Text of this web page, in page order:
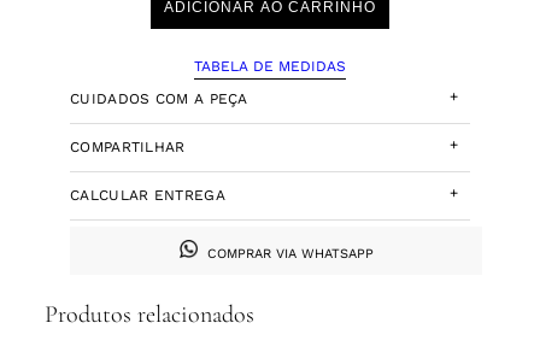
ADICIONAR AO CARRINHO
TABELA DE MEDIDAS
CUIDADOS COM A PEÇA
+
COMPARTILHAR +
CALCULAR ENTREGA +
COMPRAR VIA WHATSAPP
Produtos relacionados